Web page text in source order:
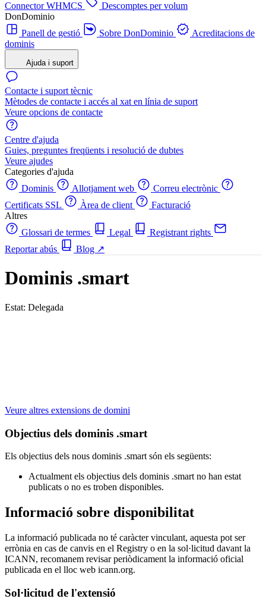
Connector WHMCS
Descomptes per volum
DonDominio
Panell de gestió
Sobre DonDominio
Acreditacions de
dominis
Ajuda i suport
Contacte i suport tècnic
Mètodes de contacte i accés al xat en línia de suport
Veure opcions de contacte
Centre d'ajuda
Guies, preguntes freqüents i resolució de dubtes
Veure ajudes
Categories d'ajuda
Dominis
Allotjament web
Correu electrònic
Certificats SSL
Àrea de client
Facturació
Altres
Glossari de termes
Legal
Registrant rights
Reportar abús
Blog ↗
Dominis .smart
Estat: Delegada
Veure altres extensions de domini
Objectius dels dominis .smart
Els objectius dels nous dominis .smart són els següents:
Actualment els objectius dels dominis .smart no han estat
publicats o no es troben disponibles.
Informació sobre disponibilitat
La informació publicada no té caràcter vinculant, aquesta pot ser
errònia en cas de canvis en el Registry o en la sol·licitud davant la
ICANN, recomanem revisar periòdicament la informació oficial
publicada en el lloc web icann.org.
Sol·licitud de l'extensió